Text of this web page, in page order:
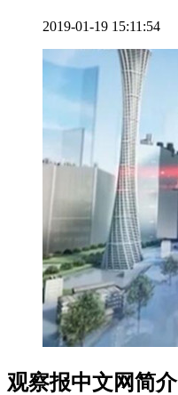
2019-01-19 15:11:54
观察报中文网简介